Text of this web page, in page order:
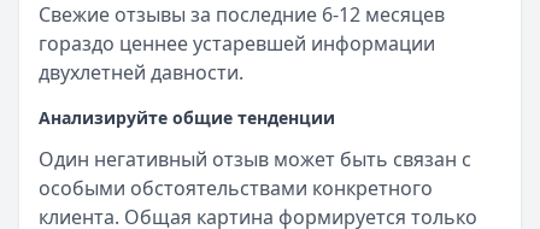
Свежие отзывы за последние 6-12 месяцев
гораздо ценнее устаревшей информации
двухлетней давности.
Анализируйте общие тенденции
Один негативный отзыв может быть связан с
особыми обстоятельствами конкретного
клиента. Общая картина формируется только